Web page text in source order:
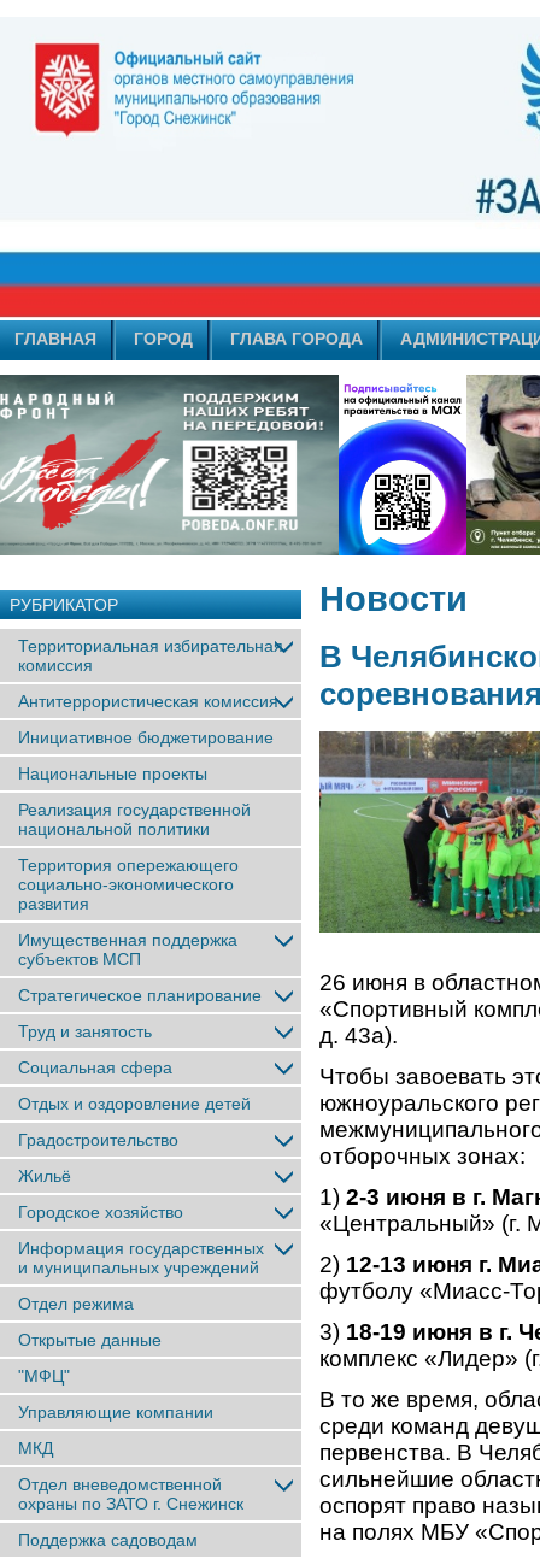
ГЛАВНАЯ ГОРОД ГЛАВА ГОРОДА
РУБРИКАТОР
Территориальная избирательная
комиссия
Антитеррористическая комиссия
Инициативное бюджетирование
Национальные проекты
Реализация государственной
национальной политики
Территория опережающего
социально-экономического
развития
Имущественная поддержка
субъектов МСП
Стратегическое планирование
Труд и занятость
Социальная сфера
Отдых и оздоровление детей
Градостроительство
Жильё
Городское хозяйство
Информация государственных
и муниципальных учреждений
Отдел режима
Открытые данные
"МФЦ"
Управляющие компании
МКД
Отдел вневедомственной
охраны по ЗАТО г. Снежинск
Поддержка садоводам
Новости
В
26 июня в
«Спортивный
д. 43а).
Чтобы завоевать
южноуральского
отборочных зонах:
1) 2-3 июня в г.
«Центральный» (г.
2) 12-13 июня г.
футболу «Миасс-
3) 18-19 июня в г.
комплекс «Лидер»
В то же время,
среди команд
первенства. В
сильнейшие
оспорят право
на полях МБУ